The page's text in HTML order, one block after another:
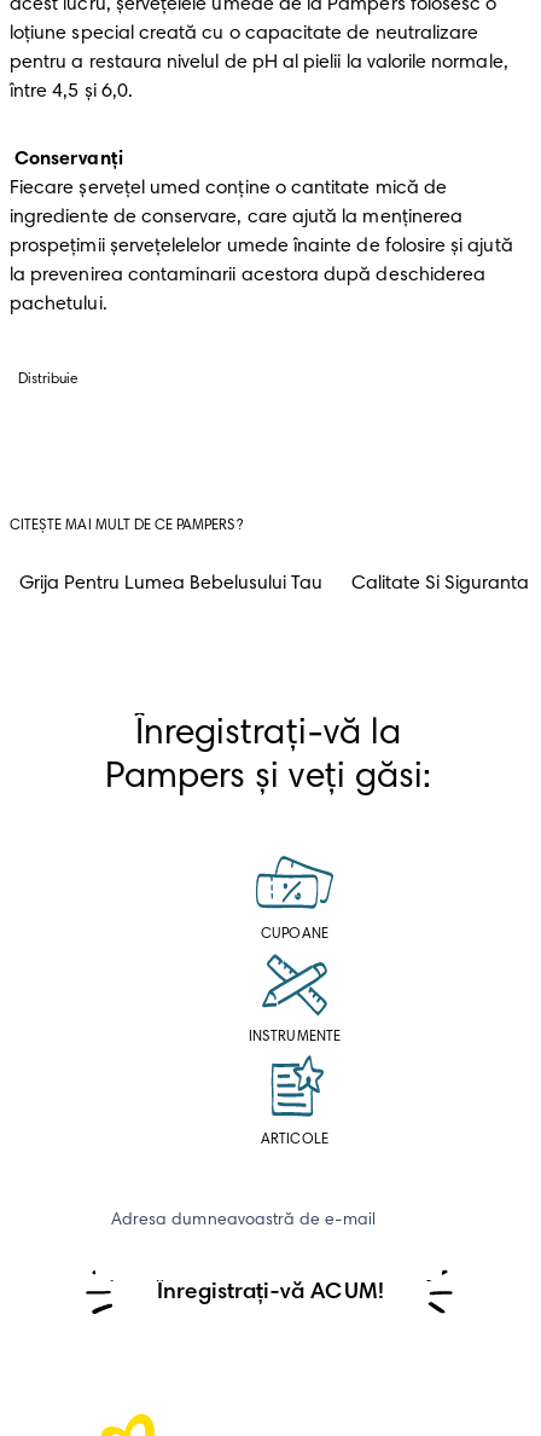
acest lucru, șervețelele umede de la Pampers folosesc o
loțiune special creată cu o capacitate de neutralizare
pentru a restaura nivelul de pH al pielii la valorile normale,
între 4,5 și 6,0.
Conservanți
Fiecare șervețel umed conține o cantitate mică de
ingrediente de conservare, care ajută la menținerea
prospețimii șervețelelelor umede înainte de folosire și ajută
la prevenirea contaminarii acestora după deschiderea
pachetului.
Distribuie
CITEȘTE MAI MULT DE CE PAMPERS?
Grija Pentru Lumea Bebelusului Tau Calitate Si Siguranta
Înregistrați-vă la
Pampers și veți găsi:
CUPOANE
INSTRUMENTE
ARTICOLE
Adresa dumneavoastră de e-mail
Înregistrați-vă ACUM!